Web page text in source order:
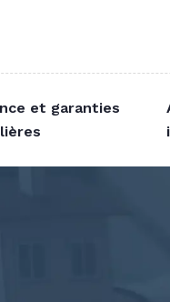
et garanties